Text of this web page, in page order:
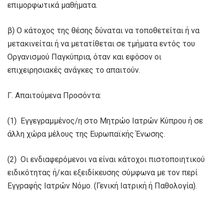
επιμορφωτικά μαθήματα.
β) Ο κάτοχος της θέσης δύναται να τοποθετείται ή να
μετακινείται ή να μετατίθεται σε τμήματα εντός του
Οργανισμού Παγκύπρια, όταν και εφόσον οι
επιχειρησιακές ανάγκες το απαιτούν.
Γ. Απαιτούμενα Προσόντα:
(1) Εγγεγραμμένος/η στο Μητρώο Ιατρών Κύπρου ή σε
άλλη χώρα μέλους της Ευρωπαϊκής Ένωσης.
(2) Οι ενδιαφερόμενοι να είναι κάτοχοι πιστοποιητικού
ειδικότητας ή/και εξειδίκευσης σύμφωνα με τον περί
Εγγραφής Ιατρών Νόμο. (Γενική Ιατρική ή Παθολογία).